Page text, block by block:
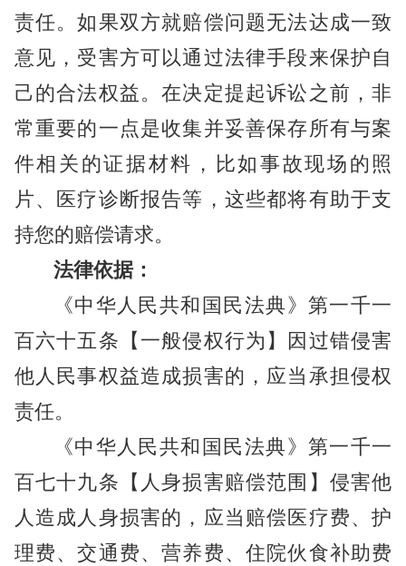
责任。如果双方就赔偿问题无法达成一致
意见，受害方可以通过法律手段来保护自
己的合法权益。在决定提起诉讼之前，非
常重要的一点是收集并妥善保存所有与案
件相关的证据材料，比如事故现场的照
片、医疗诊断报告等，这些都将有助于支
持您的赔偿请求。
法律依据：
《中华人民共和国民法典》第一千一
百六十五条【一般侵权行为】因过错侵害
他人民事权益造成损害的，应当承担侵权
责任。
《中华人民共和国民法典》第一千一
百七十九条【人身损害赔偿范围】侵害他
人造成人身损害的，应当赔偿医疗费、护
理费、交通费、营养费、住院伙食补助费